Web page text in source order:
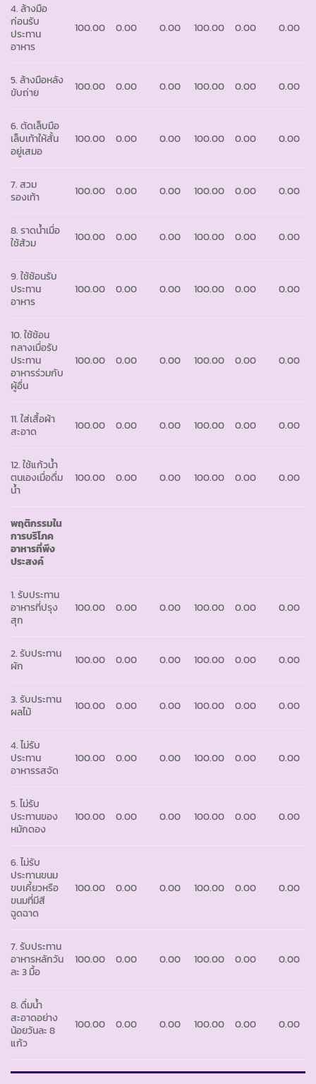
4. ล้างมือ
ก่อนรับ
ประทาน
อาหาร
100.00 0.00 0.00 100.00 0.00 0.00
5. ล้างมือหลัง
ขับถ่าย
100.00 0.00 0.00 100.00 0.00 0.00
6. ตัดเล็บมือ
เล็บเท้าให้สั้น
อยู่เสมอ
100.00 0.00 0.00 100.00 0.00 0.00
7. สวม
รองเท้า
100.00 0.00 0.00 100.00 0.00 0.00
8. ราดน้ำเมื่อ
ใช้ส้วม
100.00 0.00 0.00 100.00 0.00 0.00
9. ใช้ช้อนรับ
ประทาน
อาหาร
100.00 0.00 0.00 100.00 0.00 0.00
10. ใช้ช้อน
กลางเมื่อรับ
ประทาน
อาหารร่วมกับ
ผู้อื่น
100.00 0.00 0.00 100.00 0.00 0.00
11. ใส่เสื้อผ้า
สะอาด
100.00 0.00 0.00 100.00 0.00 0.00
12. ใช้แก้วน้ำ
ตนเองเมื่อดื่ม
น้ำ
100.00 0.00 0.00 100.00 0.00 0.00
พฤติกรรมใน
การบริโภค
อาหารที่พึง
ประสงค์
1. รับประทาน
อาหารที่ปรุง
สุก
100.00 0.00 0.00 100.00 0.00 0.00
2. รับประทาน
ผัก
100.00 0.00 0.00 100.00 0.00 0.00
3. รับประทาน
ผลไม้
100.00 0.00 0.00 100.00 0.00 0.00
4. ไม่รับ
ประทาน
อาหารรสจัด
100.00 0.00 0.00 100.00 0.00 0.00
5. ไม่รับ
ประทานของ
หมักดอง
100.00 0.00 0.00 100.00 0.00 0.00
6. ไม่รับ
ประทานขนม
ขบเคี้ยวหรือ
ขนมที่มีสี
ฉูดฉาด
100.00 0.00 0.00 100.00 0.00 0.00
7. รับประทาน
อาหารหลักวัน
ละ 3 มื้อ
100.00 0.00 0.00 100.00 0.00 0.00
8. ดื่มน้ำ
สะอาดอย่าง
น้อยวันละ 8
แก้ว
100.00 0.00 0.00 100.00 0.00 0.00